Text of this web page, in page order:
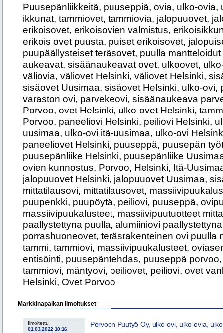
Puusepänliikkeitä, puuseppiä, ovia, ulko-ovia,
ikkunat, tammiovet, tammiovia, jalopuuovet,
erikoisovet, erikoisovien valmistus,
erikois ovet puusta, puiset erikoisovet,
puupäällysteiset teräsovet, puulla
aukeavat, sisäänaukeavat ovet, ulkoovet,
väliovia, väliovet Helsinki, väliovet Helsinki,
sisäovet Uusimaa, sisäovet Helsinki, ulko-ovi,
varaston ovi, parvekeovi, sisäänaukeava
Porvoo, ovet Helsinki, ulko-ovet Helsinki,
Porvoo, paneeliovi Helsinki, peiliovi Helsinki,
uusimaa, ulko-ovi itä-uusimaa, ulko-ovi
paneeliovet Helsinki, puuseppä, puusepän
puusepänliike Helsinki, puusepänliike
ovien kunnostus, Porvoo, Helsinki, Itä-
jalopuuovet Helsinki, jalopuuovet Uusimaa,
mittatilausovi, mittatilausovet,
puupenkki, puupöytä, peiliovi, puuseppä,
massiivipuukalusteet, massiivipuutuotteet
päällystettynä puulla, alumiiniovi
porrashuoneovet, teräsrakenteinen ovi puulla
tammi, tammiovi, massiivipuukalusteet,
entisöinti, puusepäntehdas, puuseppä
tammiovi, mäntyovi, peiliovet, peiliovi, ovet
Helsinki, Ovet Porvoo
Markkinapaikan ilmoitukset
Ilmoitettu
01.03.2022 10:16
Porvoon Puutyö Oy, ulko-ovi, ulko-ovia,